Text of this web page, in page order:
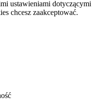
ustawieniami dotyczącymi
chcesz zaakceptować.